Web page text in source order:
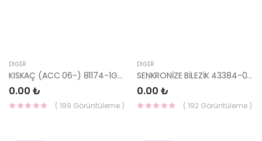
DIĞER
KISKAÇ (ACC 06-) 81174-1G000-HMC
0.00 ₺
( 199 Görüntüleme )
DIĞER
SENKRONİZE BİLEZİK 43384-02500-HMC
0.00 ₺
( 192 Görüntüleme )